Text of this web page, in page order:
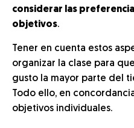
considerar las
objetivos.
Tener en cuenta estos
organizar la clase para
gusto la mayor parte del
Todo ello, en
objetivos individuales.